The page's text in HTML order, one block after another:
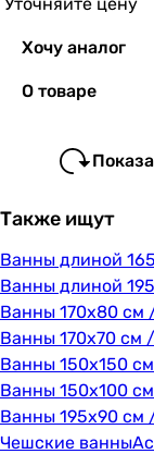
Хочу аналог
О товаре
Также ищут
Ванны длиной
Ванны длиной
Ванны 170х80 см
Ванны 170х70 см
Ванны 150х150
Ванны 150х100
Ванны 195х90 см
Чешские ванны